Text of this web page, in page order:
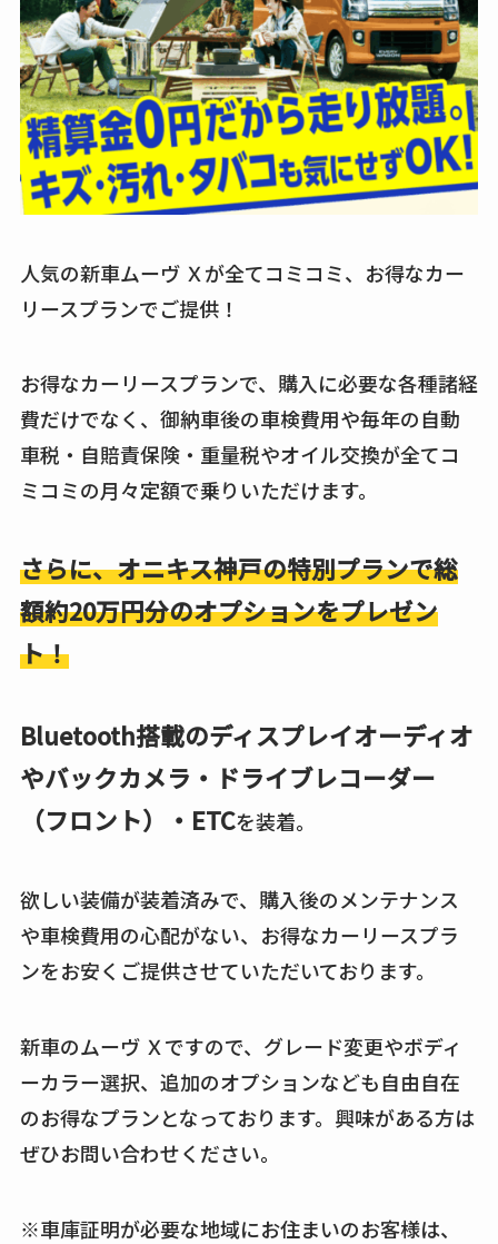
人気の新車ムーヴ Ｘが全てコミコミ、お得なカー
リースプランでご提供！
お得なカーリースプランで、購入に必要な各種諸経
費だけでなく、御納車後の車検費用や毎年の自動
車税・自賠責保険・重量税やオイル交換が全てコ
ミコミの月々定額で乗りいただけます。
さらに、オニキス神戸の特別プランで総
額約20万円分のオプションをプレゼン
ト！
Bluetooth搭載のディスプレイオーディオ
やバックカメラ・ドライブレコーダー
（フロント）・ETCを装着。
欲しい装備が装着済みで、購入後のメンテナンス
や車検費用の心配がない、お得なカーリースプラ
ンをお安くご提供させていただいております。
新車のムーヴ Ｘですので、グレード変更やボディ
ーカラー選択、追加のオプションなども自由自在
のお得なプランとなっております。興味がある方は
ぜひお問い合わせください。
※車庫証明が必要な地域にお住まいのお客様は、